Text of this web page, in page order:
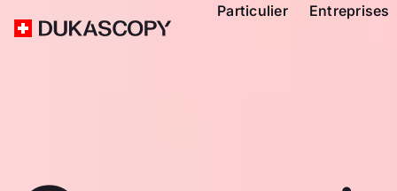
Particulier Entreprises